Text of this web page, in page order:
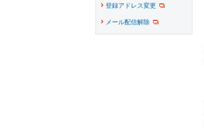
登録アドレス変更
メール配信解除